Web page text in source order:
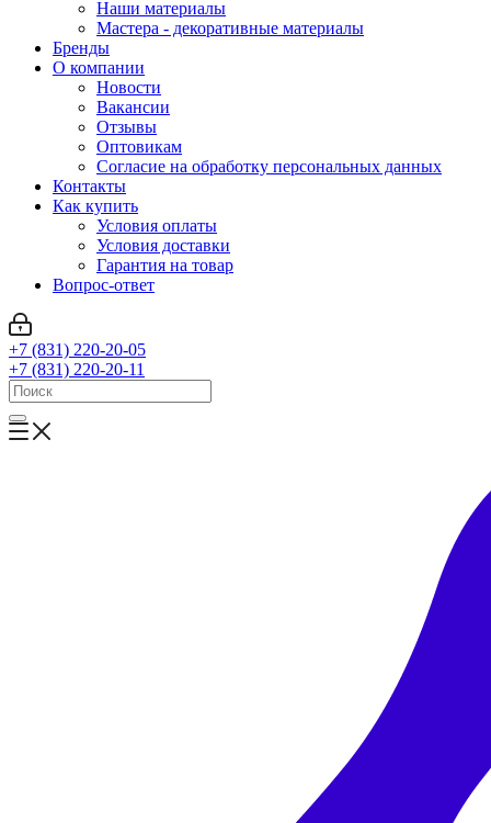
Наши материалы
Мастера - декоративные материалы
Бренды
О компании
Новости
Вакансии
Отзывы
Оптовикам
Cогласие на обработку персональных данных
Контакты
Как купить
Условия оплаты
Условия доставки
Гарантия на товар
Вопрос-ответ
+7 (831) 220-20-05
+7 (831) 220-20-11